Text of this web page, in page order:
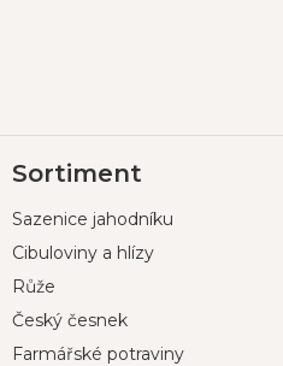
á
a
Sortiment
Sazenice jahodníku
Cibuloviny a hlízy
Růže
Český česnek
Farmářské potraviny